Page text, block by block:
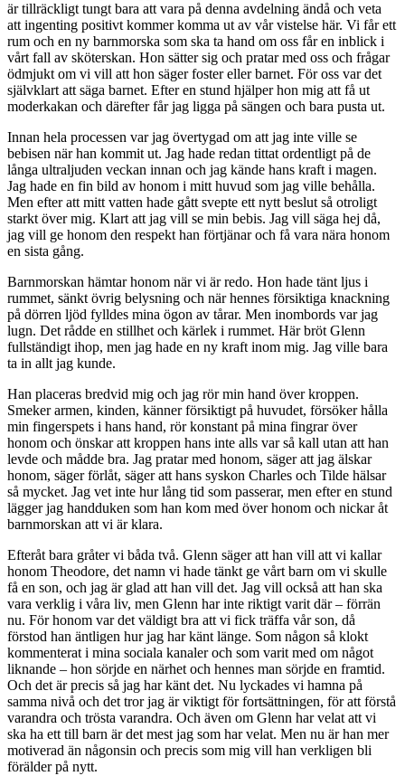
är tillräckligt tungt bara att vara på denna avdelning ändå och veta
att ingenting positivt kommer komma ut av vår vistelse här. Vi får ett
rum och en ny barnmorska som ska ta hand om oss får en inblick i
vårt fall av sköterskan. Hon sätter sig och pratar med oss och frågar
ödmjukt om vi vill att hon säger foster eller barnet. För oss var det
självklart att säga barnet. Efter en stund hjälper hon mig att få ut
moderkakan och därefter får jag ligga på sängen och bara pusta ut.
Innan hela processen var jag övertygad om att jag inte ville se
bebisen när han kommit ut. Jag hade redan tittat ordentligt på de
långa ultraljuden veckan innan och jag kände hans kraft i magen.
Jag hade en fin bild av honom i mitt huvud som jag ville behålla.
Men efter att mitt vatten hade gått svepte ett nytt beslut så otroligt
starkt över mig. Klart att jag vill se min bebis. Jag vill säga hej då,
jag vill ge honom den respekt han förtjänar och få vara nära honom
en sista gång.
Barnmorskan hämtar honom när vi är redo. Hon hade tänt ljus i
rummet, sänkt övrig belysning och när hennes försiktiga knackning
på dörren ljöd fylldes mina ögon av tårar. Men inombords var jag
lugn. Det rådde en stillhet och kärlek i rummet. Här bröt Glenn
fullständigt ihop, men jag hade en ny kraft inom mig. Jag ville bara
ta in allt jag kunde.
Han placeras bredvid mig och jag rör min hand över kroppen.
Smeker armen, kinden, känner försiktigt på huvudet, försöker hålla
min fingerspets i hans hand, rör konstant på mina fingrar över
honom och önskar att kroppen hans inte alls var så kall utan att han
levde och mådde bra. Jag pratar med honom, säger att jag älskar
honom, säger förlåt, säger att hans syskon Charles och Tilde hälsar
så mycket. Jag vet inte hur lång tid som passerar, men efter en stund
lägger jag handduken som han kom med över honom och nickar åt
barnmorskan att vi är klara.
Efteråt bara gråter vi båda två. Glenn säger att han vill att vi kallar
honom Theodore, det namn vi hade tänkt ge vårt barn om vi skulle
få en son, och jag är glad att han vill det. Jag vill också att han ska
vara verklig i våra liv, men Glenn har inte riktigt varit där – förrän
nu. För honom var det väldigt bra att vi fick träffa vår son, då
förstod han äntligen hur jag har känt länge. Som någon så klokt
kommenterat i mina sociala kanaler och som varit med om något
liknande – hon sörjde en närhet och hennes man sörjde en framtid.
Och det är precis så jag har känt det. Nu lyckades vi hamna på
samma nivå och det tror jag är viktigt för fortsättningen, för att förstå
varandra och trösta varandra. Och även om Glenn har velat att vi
ska ha ett till barn är det mest jag som har velat. Men nu är han mer
motiverad än någonsin och precis som mig vill han verkligen bli
förälder på nytt.